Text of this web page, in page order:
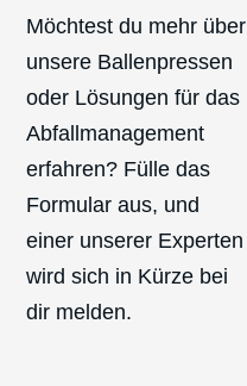
Möchtest du mehr über
unsere Ballenpressen
oder Lösungen für das
Abfallmanagement
erfahren? Fülle das
Formular aus, und
einer unserer Experten
wird sich in Kürze bei
dir melden.